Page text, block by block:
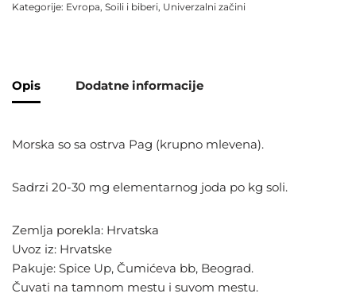
Kategorije: Evropa, Soili i biberi, Univerzalni začini
Opis Dodatne informacije
Morska so sa ostrva Pag (krupno mlevena).
Sadrzi 20-30 mg elementarnog joda po kg soli.
Zemlja porekla: Hrvatska
Uvoz iz: Hrvatske
Pakuje: Spice Up, Čumićeva bb, Beograd.
Čuvati na tamnom mestu i suvom mestu.